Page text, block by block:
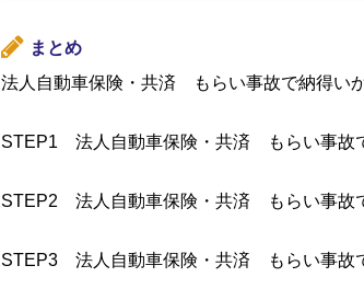
まとめ
法人自動車保険・共済 もらい事故で納得い
STEP1 法人自動車保険・共済 もらい事故
STEP2 法人自動車保険・共済 もらい事故
STEP3 法人自動車保険・共済 もらい事故